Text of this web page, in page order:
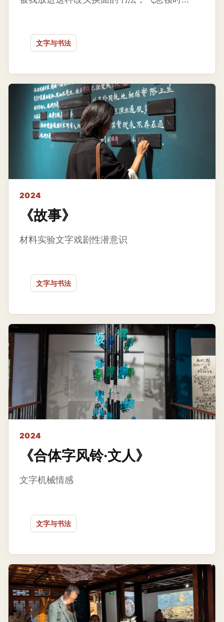
文字与书法
2024
《故事》
材料实验文字戏剧性潜意识
文字与书法
2024
《合体字风铃·文人》
文字机械情感
文字与书法